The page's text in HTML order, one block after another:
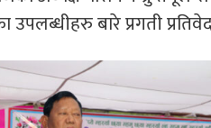
उपलब्धीहरु बारे प्रगती